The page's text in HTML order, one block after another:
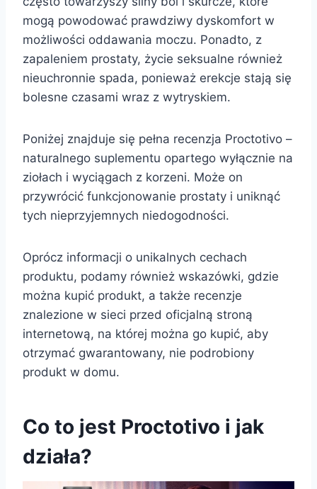
mogą powodować prawdziwy dyskomfort w
możliwości oddawania moczu. Ponadto, z
zapaleniem prostaty, życie seksualne również
nieuchronnie spada, ponieważ erekcje stają się
bolesne czasami wraz z wytryskiem.
Poniżej znajduje się pełna recenzja Proctotivo –
naturalnego suplementu opartego wyłącznie na
ziołach i wyciągach z korzeni. Może on
przywrócić funkcjonowanie prostaty i uniknąć
tych nieprzyjemnych niedogodności.
Oprócz informacji o unikalnych cechach
produktu, podamy również wskazówki, gdzie
można kupić produkt, a także recenzje
znalezione w sieci przed oficjalną stroną
internetową, na której można go kupić, aby
otrzymać gwarantowany, nie podrobiony
produkt w domu.
Co to jest Proctotivo i jak
działa?